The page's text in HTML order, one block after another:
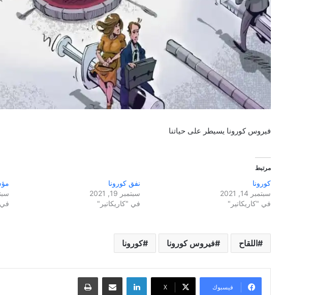
فيروس كورونا يسيطر على حياتنا
مرتبط
كورونا
سبتمبر 14, 2021
في "كاريكاتير"
نفق كورونا
سبتمبر 19, 2021
في "كاريكاتير"
في
اللقاح فيروس كورونا كورونا
فيسبوك ‫X
لينكدإن مشاركة عبر البريد طباعة